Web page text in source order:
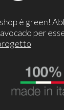
è green!
per